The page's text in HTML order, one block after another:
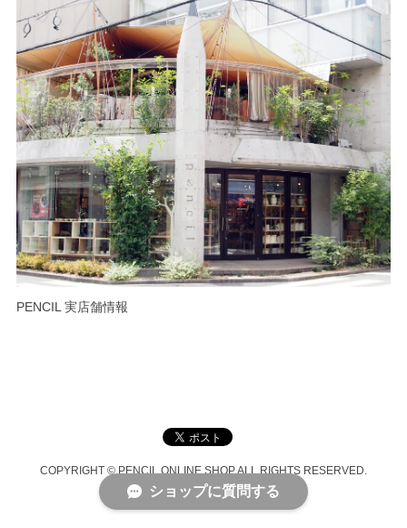
PENCIL 実店舗情報
COPYRIGHT © PENCIL ONLINE SHOP ALL RIGHTS RESERVED.
ショップに質問する